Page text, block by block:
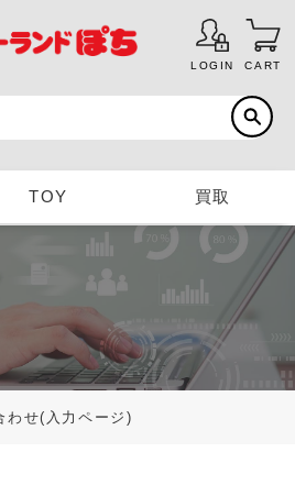
LOGIN CART
TOY 買取
わせ(入力ページ)